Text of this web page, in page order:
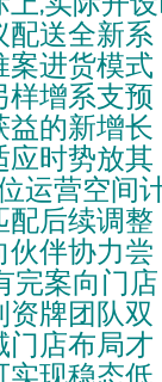
配送全新系
案进货模式
样增系支预
的新增长
应时势放其
运营空间
配后续调整
伙伴协力尝
完案向门店
牌团队双
门店布局才
实现稳态低